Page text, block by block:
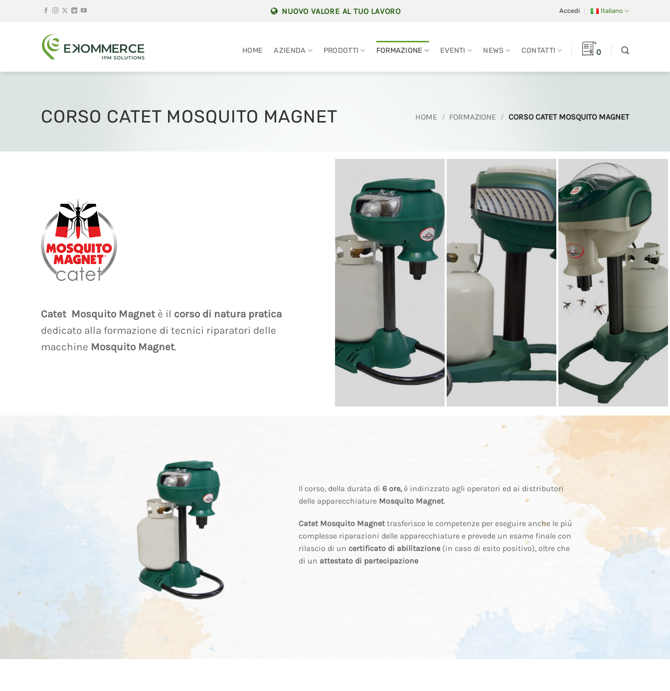
NUOVO VALORE AL TUO LAVORO Accedi Italiano
HOME AZIENDA PRODOTTI FORMAZIONE EVENTI NEWS CONTATTI 0
CORSO CATET MOSQUITO MAGNET HOME / FORMAZIONE / CORSO CATET MOSQUITO MAGNET
Catet Mosquito Magnet è il corso di natura pratica
dedicato alla formazione di tecnici riparatori delle
macchine Mosquito Magnet.
Il corso, della durata di 6 ore,è indirizzato agli operatori ed ai distributori
delle apparecchiature Mosquito Magnet.
Catet Mosquito Magnettrasferisce le competenze per eseguire anche le più
complesse riparazioni delle apparecchiature e prevede un esame finale con
rilascio di un certificato di abilitazione(in caso di esito positivo), oltre che
di un attestato di partecipazione